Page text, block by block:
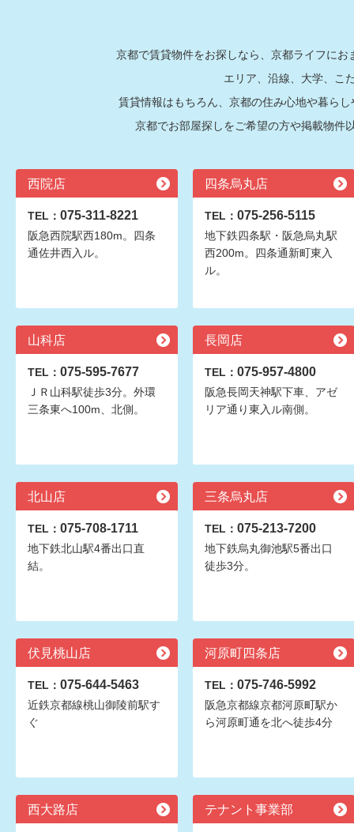
京都で賃貸物件をお探しなら、京都ライフに
エリア、沿線、大学、こ
賃貸情報はもちろん、京都の住み心地や暮ら
京都でお部屋探しをご希望の方や掲載物件
西院店
TEL： 075-311-8221
阪急西院駅西180m。四条
通佐井西入ル。
四条烏丸店
TEL： 075-256-5115
地下鉄四条駅・阪急烏丸駅
西200m。四条通新町東入
ル。
山科店
TEL： 075-595-7677
ＪＲ山科駅徒歩3分。外環
三条東へ100m、北側。
長岡店
TEL： 075-957-4800
阪急長岡天神駅下車、アゼ
リア通り東入ル南側。
北山店
TEL： 075-708-1711
地下鉄北山駅4番出口直
結。
三条烏丸店
TEL： 075-213-7200
地下鉄烏丸御池駅5番出口
徒歩3分。
伏見桃山店
TEL： 075-644-5463
近鉄京都線桃山御陵前駅す
ぐ
河原町四条店
TEL： 075-746-5992
阪急京都線京都河原町駅か
ら河原町通を北へ徒歩4分
西大路店 テナント事業部